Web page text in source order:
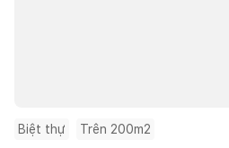
Biệt thự Trên 200m2